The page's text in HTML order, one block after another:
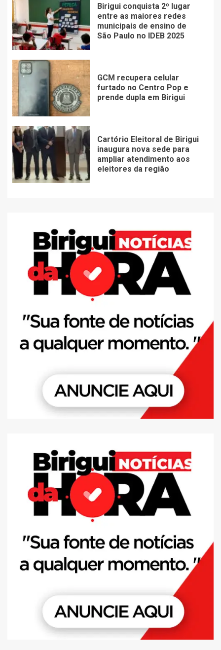
Birigui conquista 2º lugar
entre as maiores redes
municipais de ensino de
São Paulo no IDEB 2025
GCM recupera celular
furtado no Centro Pop e
prende dupla em Birigui
Cartório Eleitoral de Birigui
inaugura nova sede para
ampliar atendimento aos
eleitores da região